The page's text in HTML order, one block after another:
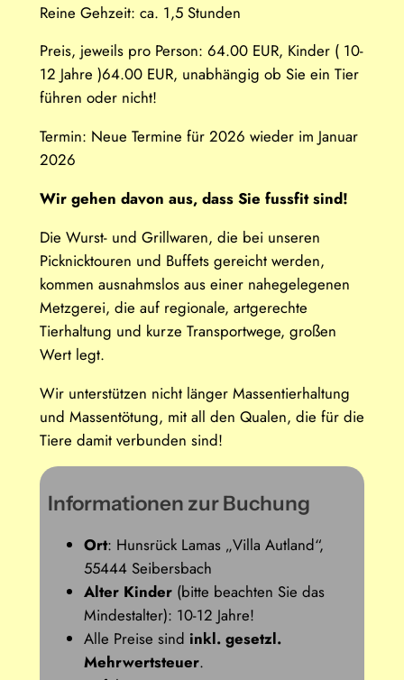
Reine Gehzeit: ca. 1,5 Stunden
Preis, jeweils pro Person: 64.00 EUR, Kinder ( 10-
12 Jahre )64.00 EUR, unabhängig ob Sie ein Tier
führen oder nicht!
Termin: Neue Termine für 2026 wieder im Januar
2026
Wir gehen davon aus, dass Sie fussfit sind!
Die Wurst- und Grillwaren, die bei unseren
Picknicktouren und Buffets gereicht werden,
kommen ausnahmslos aus einer nahegelegenen
Metzgerei, die auf regionale, artgerechte
Tierhaltung und kurze Transportwege, großen
Wert legt.
Wir unterstützen nicht länger Massentierhaltung
und Massentötung, mit all den Qualen, die für die
Tiere damit verbunden sind!
Informationen zur Buchung
Ort: Hunsrück Lamas „Villa Autland“,
55444 Seibersbach
Alter Kinder(bitte beachten Sie das
Mindestalter): 10-12 Jahre!
Alle Preise sind inkl. gesetzl.
Mehrwertsteuer.